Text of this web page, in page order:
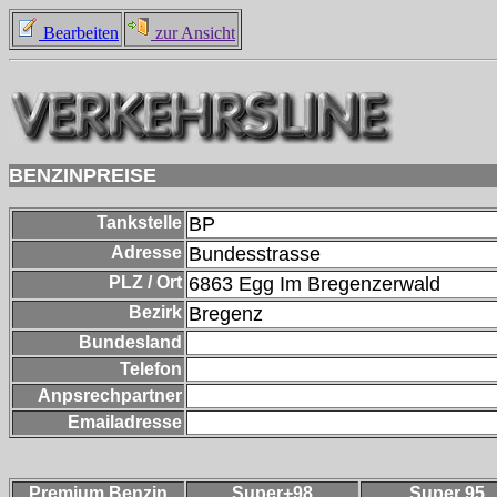
Bearbeiten zur Ansicht
BENZINPREISE
Tankstelle BP
Adresse Bundesstrasse
PLZ / Ort 6863 Egg Im Bregenzerwald
Bezirk Bregenz
Bundesland
Telefon
Anpsrechpartner
Emailadresse
Premium Benzin Super+98 Super 95